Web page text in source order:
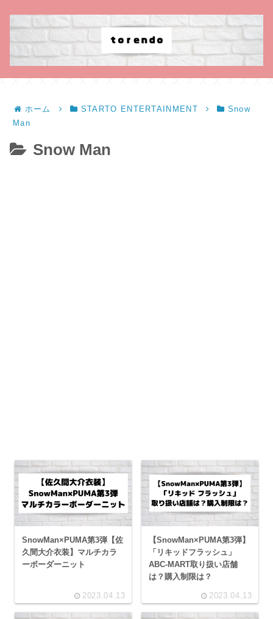
ホーム STARTO ENTERTAINMENT
Snow
Man
Snow Man
SnowMan×PUMA第3弾【佐
久間大介衣装】マルチカラ
ーボーダーニット
2023.04.13
【SnowMan×PUMA第3弾】
「リキッドフラッシュ」
ABC-MART取り扱い店舗
は？購入制限は？
2023.04.13